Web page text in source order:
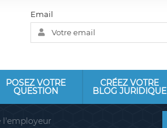
Email
POSEZ VOTRE
QUESTION
CRÉEZ VOTRE
BLOG JURIDIQUE
l'employeur